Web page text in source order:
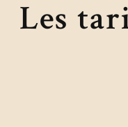
Les